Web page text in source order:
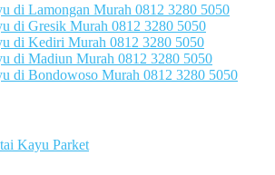
di Lamongan Murah 0812 3280 5050
di Gresik Murah 0812 3280 5050
di Kediri Murah 0812 3280 5050
di Madiun Murah 0812 3280 5050
di Bondowoso Murah 0812 3280 5050
Kayu Parket